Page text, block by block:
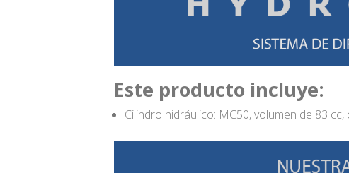
Este producto incluye:
Cilindro hidráulico: MC50, volumen de 83